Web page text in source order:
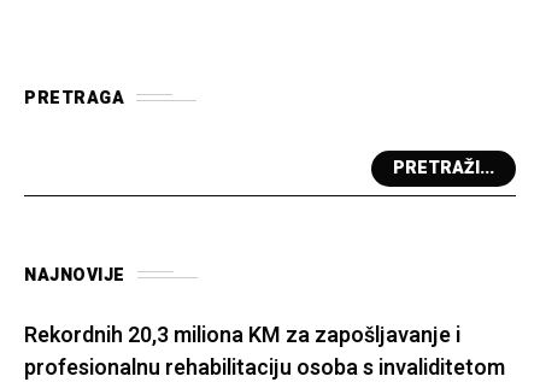
PRETRAGA
PRETRAŽI...
NAJNOVIJE
Rekordnih 20,3 miliona KM za zapošljavanje i
profesionalnu rehabilitaciju osoba s invaliditetom